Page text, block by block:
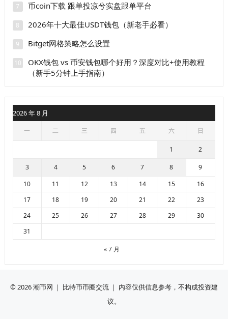
7 币coin下载 跟单投凉兮实盘跟单平台
8 2026年十大最佳USDT钱包（新老手必看）
9 Bitget网格策略怎么设置
10
OKX钱包 vs 币安钱包哪个好用？深度对比+使用教程
（新手5分钟上手指南）
2026 年 8 月
一 二 三 四 五 六 日
1 2
3 4 5 6 7 8
9
10
11 12 13 14 15
16
17
18 19 20 21 22
23
24
25 26 27 28 29
30
31
« 7 月
© 2026潮币网 ｜ 比特币币圈交流 ｜ 内容仅供信息参考，不构成投资建
议。